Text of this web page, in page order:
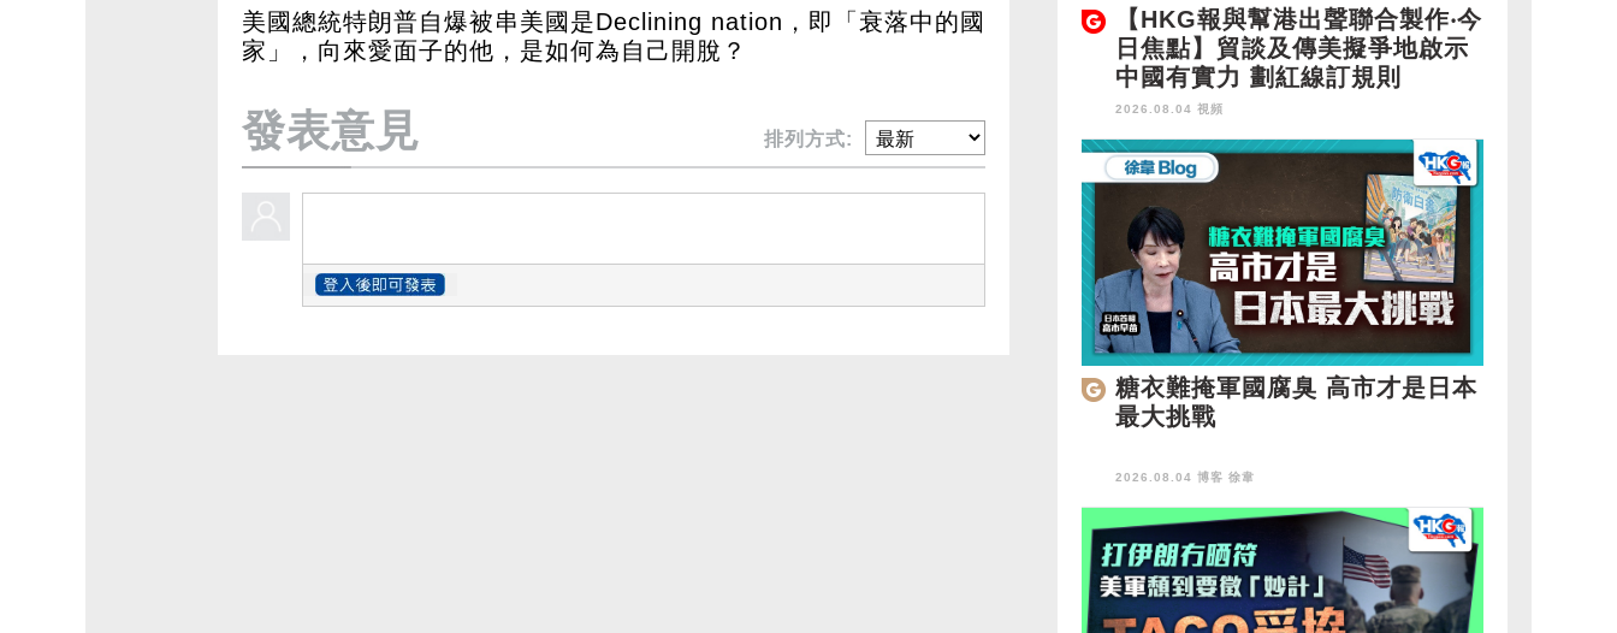
美國總統特朗普自爆被串美國是Declining nation，即「衰落中的國
家」，向來愛面子的他，是如何為自己開脫？
發表意見 排列方式:
【HKG報與幫港出聲聯合製作‧今
日焦點】貿談及傳美擬爭地啟示
中國有實力 劃紅線訂規則
2026.08.04 視頻
糖衣難掩軍國腐臭 高市才是日本
最大挑戰
2026.08.04 博客 徐韋